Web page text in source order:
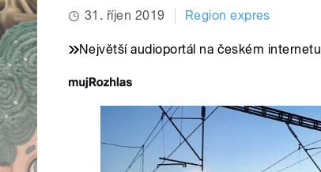
31. říjen 2019 Region expres
Největší audioportál na českém internetu